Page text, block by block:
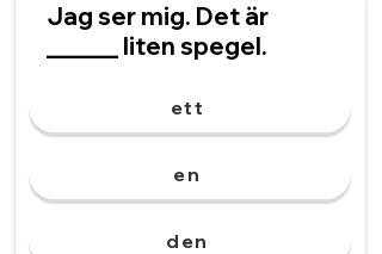
Jag ser mig. Det är
______ liten spegel.
ett
en
den